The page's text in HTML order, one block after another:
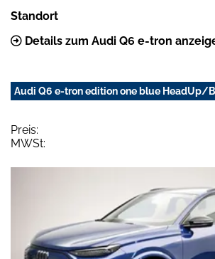
Standort
Details zum Audi Q6 e-tron
Audi Q6 e-tron edition one blue HeadUp/
Preis:
MWSt: